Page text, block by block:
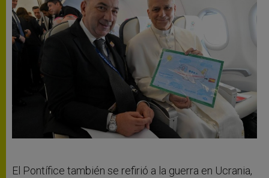
El Pontífice también se refirió a la guerra en Ucrania,